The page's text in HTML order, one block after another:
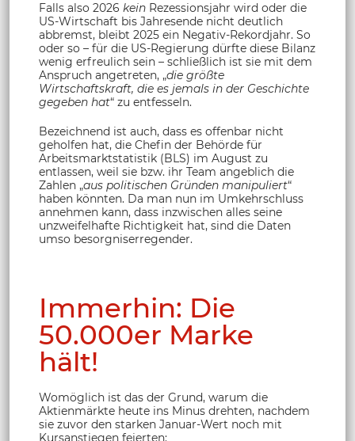
Falls also 2026 kein Rezessionsjahr wird oder die
US-Wirtschaft bis Jahresende nicht deutlich
abbremst, bleibt 2025 ein Negativ-Rekordjahr. So
oder so – für die US-Regierung dürfte diese Bilanz
wenig erfreulich sein – schließlich ist sie mit dem
Anspruch angetreten, „die größte
Wirtschaftskraft, die es jemals in der Geschichte
gegeben hat“ zu entfesseln.
Bezeichnend ist auch, dass es offenbar nicht
geholfen hat, die Chefin der Behörde für
Arbeitsmarktstatistik (BLS) im August zu
entlassen, weil sie bzw. ihr Team angeblich die
Zahlen „aus politischen Gründen manipuliert“
haben könnten. Da man nun im Umkehrschluss
annehmen kann, dass inzwischen alles seine
unzweifelhafte Richtigkeit hat, sind die Daten
umso besorgniserregender.
Immerhin: Die
50.000er Marke
hält!
Womöglich ist das der Grund, warum die
Aktienmärkte heute ins Minus drehten, nachdem
sie zuvor den starken Januar-Wert noch mit
Kursanstiegen feierten: